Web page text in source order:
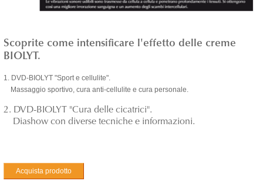
Scoprite come intensificare l'effetto delle creme
BIOLYT.
1. DVD-BIOLYT "Sport e cellulite".
Massaggio sportivo, cura anti-cellulite e cura personale.
2. DVD-BIOLYT "Cura delle cicatrici".
Diashow con diverse tecniche e informazioni.
Acquista prodotto